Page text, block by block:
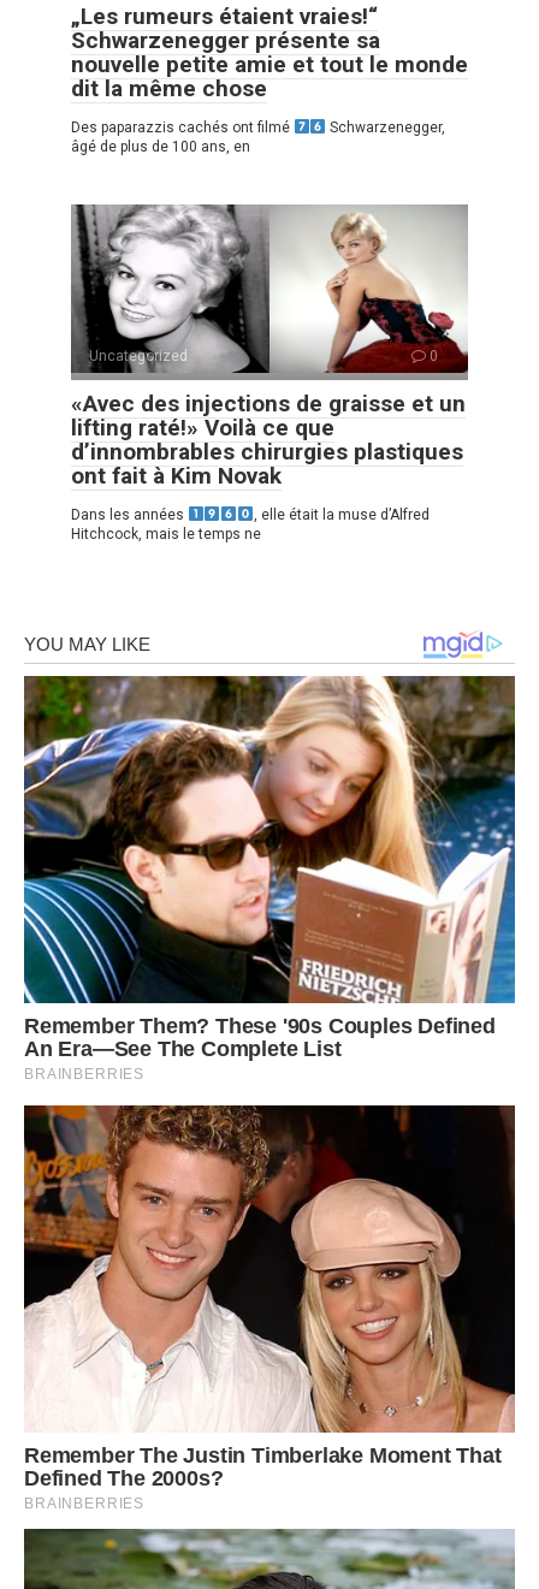
„Les rumeurs étaient vraies!“
Schwarzenegger présente sa
nouvelle petite amie et tout le monde
dit la même chose
Des paparazzis cachés ont filmé
Schwarzenegger,
âgé de plus de 100 ans, en
Uncategorized 0
«Avec des injections de graisse et un
lifting raté!» Voilà ce que
d’innombrables chirurgies plastiques
ont fait à Kim Novak
Dans les années
, elle était la muse d’Alfred
Hitchcock, mais le temps ne